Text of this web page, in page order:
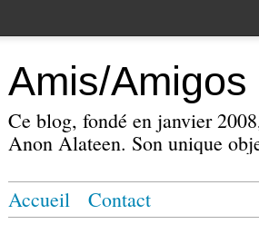
Amis/
Ce blog, fondé en janvier
Anon Alateen. Son unique
Accueil Contact